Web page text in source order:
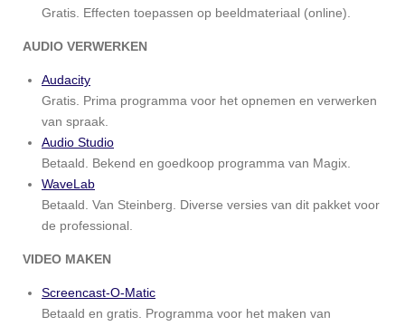
Gratis. Effecten toepassen op beeldmateriaal (online).
AUDIO VERWERKEN
Audacity
Gratis. Prima programma voor het opnemen en verwerken
van spraak.
Audio Studio
Betaald. Bekend en goedkoop programma van Magix.
WaveLab
Betaald. Van Steinberg. Diverse versies van dit pakket voor
de professional.
VIDEO MAKEN
Screencast-O-Matic
Betaald en gratis. Programma voor het maken van